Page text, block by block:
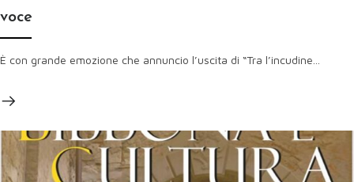
voce
È con grande emozione che annuncio l’uscita di “Tra l’incudine...